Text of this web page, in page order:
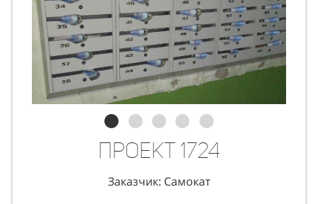
Проект 1724
Заказчик: Самокат